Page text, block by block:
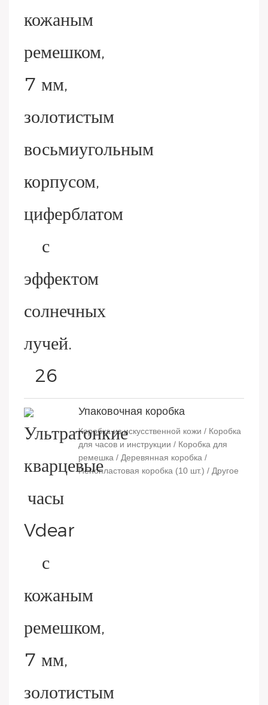
Упаковочная коробка
Коробка из искусственной кожи / Коробка
для часов и инструкции / Коробка для
ремешка / Деревянная коробка /
Пенопластовая коробка (10 шт.) / Другое